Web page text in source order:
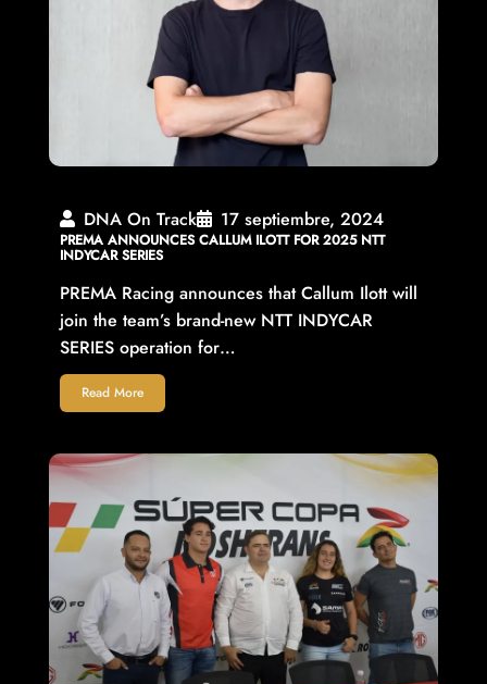
DNA On Track 17 septiembre, 2024
PREMA ANNOUNCES CALLUM ILOTT FOR 2025 NTT
INDYCAR SERIES
PREMA Racing announces that Callum Ilott will
join the team’s brand-new NTT INDYCAR
SERIES operation for…
Read More